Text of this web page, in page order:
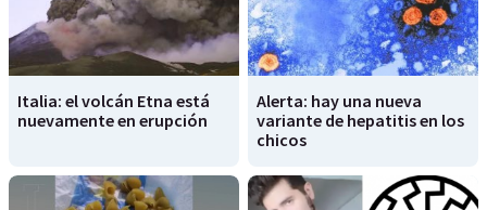
Italia: el volcán Etna está
nuevamente en erupción
Alerta: hay una nueva
variante de hepatitis en los
chicos